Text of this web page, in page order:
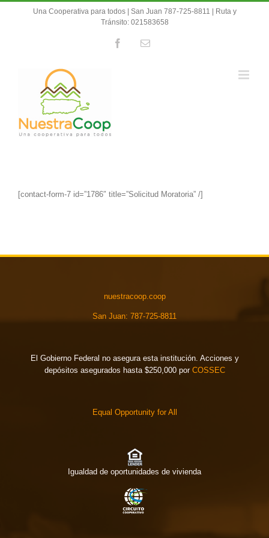
Una Cooperativa para todos | San Juan 787-725-8811 | Ruta y
Tránsito: 021583658
FacebookEmail
[contact-form-7 id=”1786″ title=”Solicitud Moratoria” /]
nuestracoop.coop
San Juan: 787-725-8811
El Gobierno Federal no asegura esta institución. Acciones y
depósitos asegurados hasta $250,000 por COSSEC
Equal Opportunity for All
Igualdad de oportunidades de vivienda